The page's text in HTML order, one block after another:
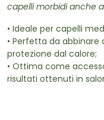
capelli morbidi anche a
• Ideale per capelli
• Perfetta da abbinare
protezione dal calore;
• Ottima come
risultati ottenuti in